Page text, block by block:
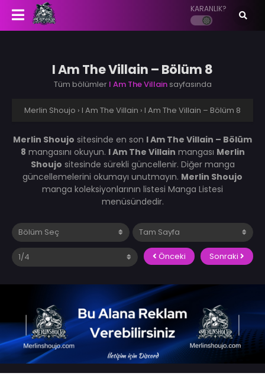
KARANLIK?
I Am The Villain – Bölüm 8
Tüm bölümler I Am The Villainsayfasında
Merlin Shoujo › I Am The Villain › I Am The Villain – Bölüm 8
Merlin Shoujo sitesinde en son I Am The Villain – Bölüm
8 mangasını okuyun. I Am The Villain mangası Merlin
Shoujo sitesinde sürekli güncellenir. Diğer manga
güncellemelerini okumayı unutmayın. Merlin Shoujo
manga koleksiyonlarının listesi Manga Listesi
menüsündedir.
Önceki Sonraki